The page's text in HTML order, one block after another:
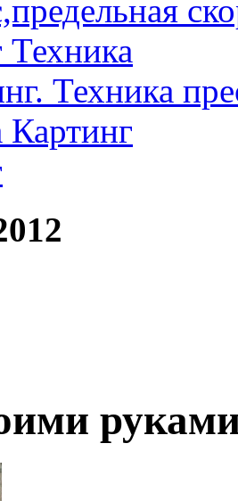
Техника
Техника
Картинг